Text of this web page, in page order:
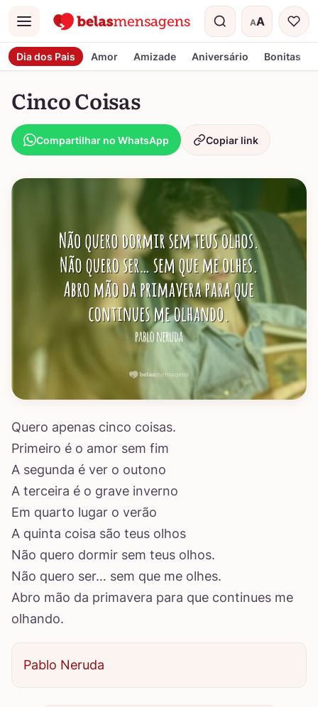
Menu AA
Tamanho do
Dia dos Pais Amor Amizade Aniversário Bonitas
Cinco Coisas
Compartilhar no WhatsApp Copiar link
Quero apenas cinco coisas.
Primeiro é o amor sem fim
A segunda é ver o outono
A terceira é o grave inverno
Em quarto lugar o verão
A quinta coisa são teus olhos
Não quero dormir sem teus olhos.
Não quero ser… sem que me olhes.
Abro mão da primavera para que continues me
olhando.
Pablo Neruda